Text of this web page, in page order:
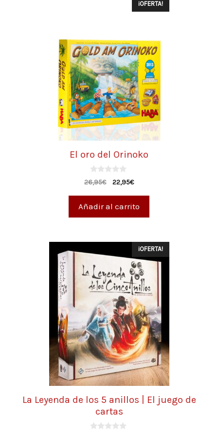
¡OFERTA!
El oro del Orinoko
0
d
26,95€ 22,95€
Añadir al carrito
¡OFERTA!
La Leyenda de los 5 anillos | El juego de
cartas